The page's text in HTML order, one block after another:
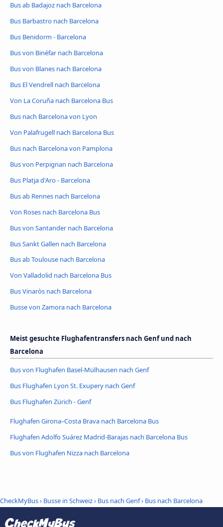
Bus ab Badajoz nach Barcelona
Bus Barbastro nach Barcelona
Bus Benidorm - Barcelona
Bus von Binéfar nach Barcelona
Bus von Blanes nach Barcelona
Bus El Vendrell nach Barcelona
Von La Coruña nach Barcelona Bus
Bus nach Barcelona von Lyon
Von Palafrugell nach Barcelona Bus
Bus nach Barcelona von Pamplona
Bus von Perpignan nach Barcelona
Bus Platja d'Aro - Barcelona
Bus ab Rennes nach Barcelona
Von Roses nach Barcelona Bus
Bus von Santander nach Barcelona
Bus Sankt Gallen nach Barcelona
Bus ab Toulouse nach Barcelona
Von Valladolid nach Barcelona Bus
Bus Vinaròs nach Barcelona
Busse von Zamora nach Barcelona
Meist gesuchte Flughafentransfers nach Genf und nach
Barcelona
Bus von Flughafen Basel-Mülhausen nach Genf
Bus Flughafen Lyon St. Exupery nach Genf
Bus Flughafen Zürich - Genf
Flughafen Girona–Costa Brava nach Barcelona Bus
Flughafen Adolfo Suárez Madrid-Barajas nach Barcelona Bus
Bus von Flughafen Nizza nach Barcelona
CheckMyBus› Busse in Schweiz› Bus nach Genf› Bus nach Barcelona